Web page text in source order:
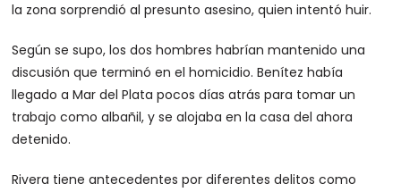
la zona sorprendió al presunto asesino, quien intentó huir.
Según se supo, los dos hombres habrían mantenido una
discusión que terminó en el homicidio. Benítez había
llegado a Mar del Plata pocos días atrás para tomar un
trabajo como albañil, y se alojaba en la casa del ahora
detenido.
Rivera tiene antecedentes por diferentes delitos como